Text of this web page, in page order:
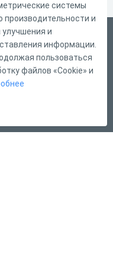
системы
производительности и
улучшения и
информации.
пользоваться
файлов «Cookie» и